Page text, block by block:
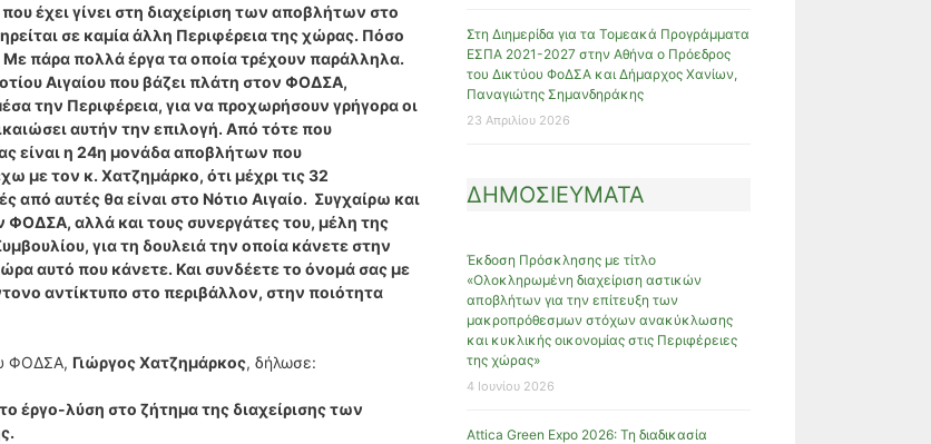
έχει γίνει στη διαχείριση των αποβλήτων στο
σε καμία άλλη Περιφέρεια της χώρας. Πόσο
πάρα πολλά έργα τα οποία τρέχουν παράλληλα.
Αιγαίου που βάζει πλάτη στον ΦΟΔΣΑ,
την Περιφέρεια, για να προχωρήσουν γρήγορα οι
αυτήν την επιλογή. Από τότε που
είναι η 24η μονάδα αποβλήτων που
με τον κ. Χατζημάρκο, ότι μέχρι τις 32
από αυτές θα είναι στο Νότιο Αιγαίο. Συγχαίρω και
ΦΟΔΣΑ, αλλά και τους συνεργάτες του, μέλη της
για τη δουλειά την οποία κάνετε στην
αυτό που κάνετε. Και συνδέετε το όνομά σας με
αντίκτυπο στο περιβάλλον, στην ποιότητα
ΦΟΔΣΑ, Γιώργος Χατζημάρκος, δήλωσε:
έργο-λύση στο ζήτημα της διαχείρισης των
Στη Διημερίδα για τα Τομεακά Προγράμματα
ΕΣΠΑ 2021-2027 στην Αθήνα ο Πρόεδρος
του Δικτύου ΦοΔΣΑ και Δήμαρχος Χανίων,
Παναγιώτης Σημανδηράκης
23 Απριλίου 2026
ΔΗΜΟΣΙΕΥΜΑΤΑ
Έκδοση Πρόσκλησης με τίτλο
«Ολοκληρωμένη διαχείριση αστικών
αποβλήτων για την επίτευξη των
μακροπρόθεσμων στόχων ανακύκλωσης
και κυκλικής οικονομίας στις Περιφέρειες
της χώρας»
4 Ιουνίου 2026
Attica Green Expo 2026: Τη διαδικασία